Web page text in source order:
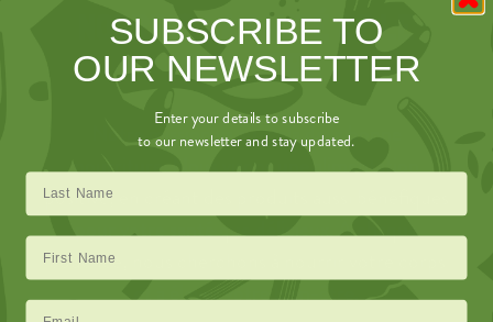
NOURRIR LA SANTÉ ET LE
BIEN-ÊTRE
Notre mission va au-delà de la bonne
nourriture. Nous visons une alimentation
positive, en créant des produits aussi bénéfiques
pour votre santé que délicieux. À chaque
bouchée, nous cherchons à nourrir votre corps
et à élever votre bien-être.
SUBSCRIBE TO
OUR NEWSLETTER
Enter your details to subscribe
to our newsletter and stay updated.
Last Name
First Name
Email Address